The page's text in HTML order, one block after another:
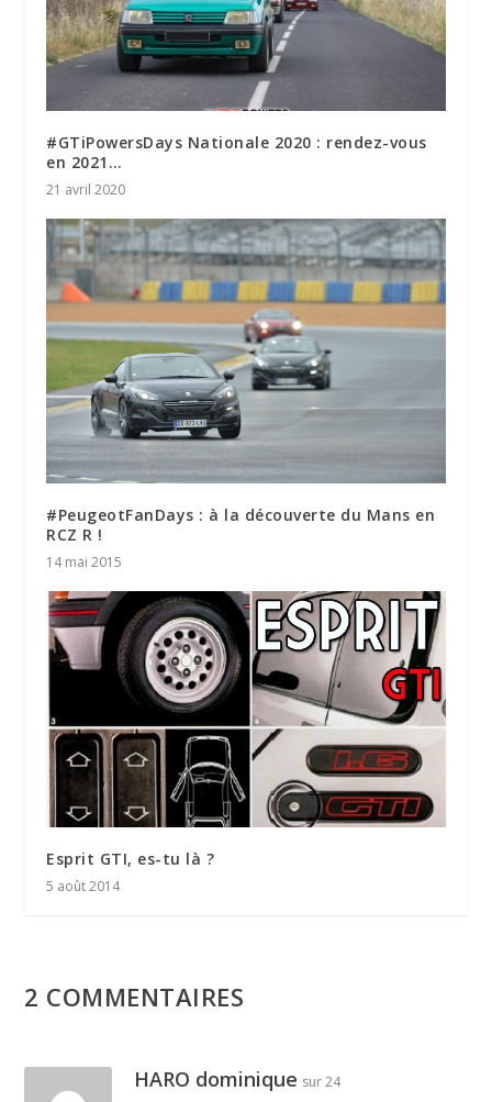
#GTiPowersDays Nationale 2020 : rendez-vous
en 2021…
21 avril 2020
#PeugeotFanDays : à la découverte du Mans en
RCZ R !
14 mai 2015
Esprit GTI, es-tu là ?
5 août 2014
2 COMMENTAIRES
HARO dominique sur 24